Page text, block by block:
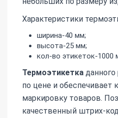
Характеристики
ширина-40 мм;
высота-25 мм;
кол-во этикеток-1000
Термоэтикетка
по цене и обеспечивает
маркировку товаров.
качественный штрих-